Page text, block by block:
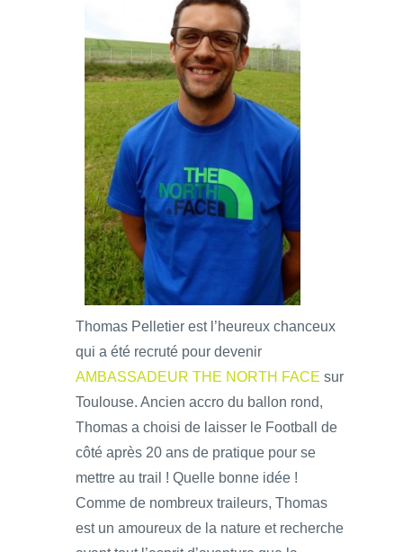
Thomas Pelletier est l’heureux chanceux
qui a été recruté pour devenir
AMBASSADEUR THE NORTH FACE sur
Toulouse. Ancien accro du ballon rond,
Thomas a choisi de laisser le Football de
côté après 20 ans de pratique pour se
mettre au trail ! Quelle bonne idée !
Comme de nombreux traileurs, Thomas
est un amoureux de la nature et recherche